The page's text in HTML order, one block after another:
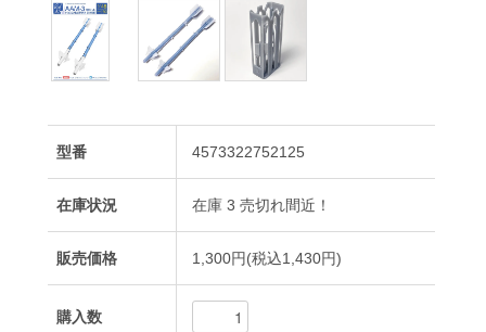
型番 4573322752125
在庫状況 在庫 3 売切れ間近！
販売価格 1,300円(税込1,430円)
購入数